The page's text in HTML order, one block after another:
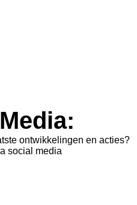
ontwikkelingen en acties?
social media